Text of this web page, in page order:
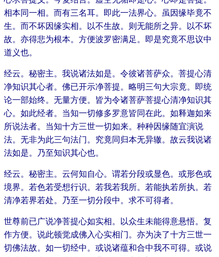
相本同一相。而有三名耳。即此一法界心。虽因缘毕竟不
生。而不坏因缘实相。以不生故。则无能所之异。以不坏
故。亦得悲为根本。方便波罗密满足。即是究竟不思议中
道义也。
经云。秘密主。我说诸法如是。令彼诸菩萨众。菩提心清
净知识其心者。佛已开示净菩提。略明三句大宗竟。即统
论一部始终。无量方便。皆为令诸菩萨菩提心清净知识其
心。如此经者。当知一切修多罗意皆同在此。如释迦如来
所说法者。当知十方三世一切如来。种种因缘随宜演说
法。无非为此三句法门。究竟同归本无异辙。故云我说诸
法如是。乃至知识其心也。
经云。秘密主。云何知自心。谓若分段或显色。或形色或
境界。若色若受想行识。若我若我所。若能执若所执。若
清净若界若处。乃至一切分段中。求不可得者。
世尊前已广说净菩提心如实相。以众生未能得意悬悟。复
作方便。说此顿觉成佛入心实相门。亦为决了十方三世一
切佛法故。如一切经中。或说诸蕴和合中我不可得。或说